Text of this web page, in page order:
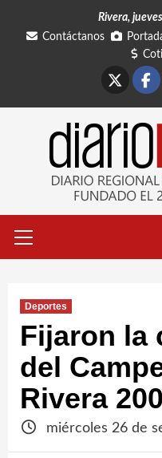
Rivera,
Contáctanos
primario
Deportes
Fijaron la
del
Rivera
miércoles 26 de